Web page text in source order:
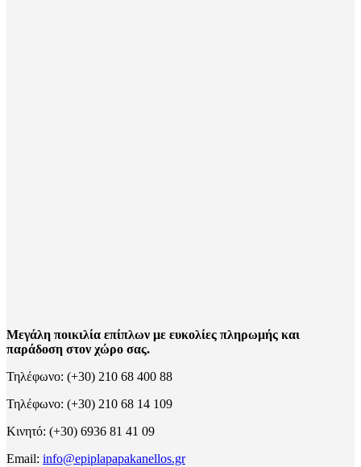
Μεγάλη ποικιλία επίπλων με ευκολίες πληρωμής και
παράδοση στον χώρο σας.
Τηλέφωνο: (+30) 210 68 400 88
Τηλέφωνο: (+30) 210 68 14 109
Κινητό: (+30) 6936 81 41 09
Email: info@epiplapapakanellos.gr